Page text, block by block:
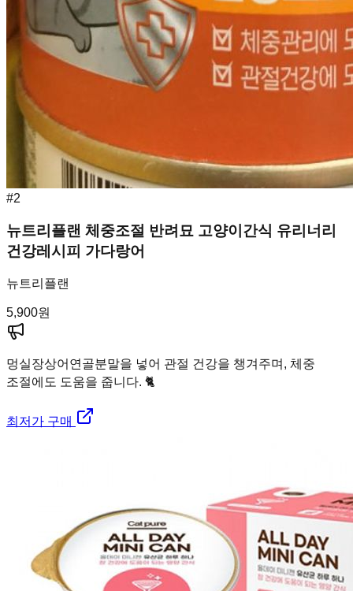
#2
뉴트리플랜 체중조절 반려묘 고양이간식 유리너리
건강레시피 가다랑어
뉴트리플랜
5,900원
멍실장상어연골분말을 넣어 관절 건강을 챙겨주며, 체중
조절에도 도움을 줍니다. 🐈
최저가 구매